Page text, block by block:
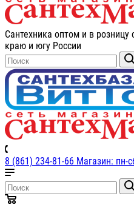
Сантехника оптом и в
краю и югу России
8 (861) 234-81-66 Магазин: пн-